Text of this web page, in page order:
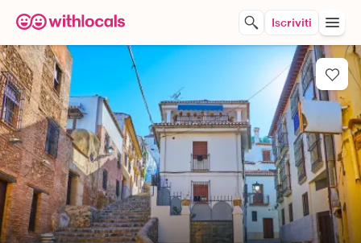
Iscriviti